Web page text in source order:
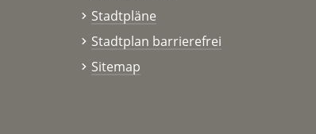
Stadtpläne
Stadtplan barrierefrei
Sitemap